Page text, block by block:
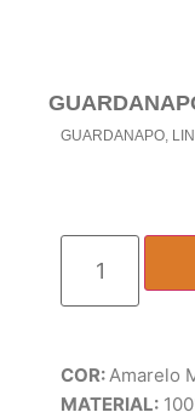
GUARDANAPO
COR:Amarelo
MATERIAL: